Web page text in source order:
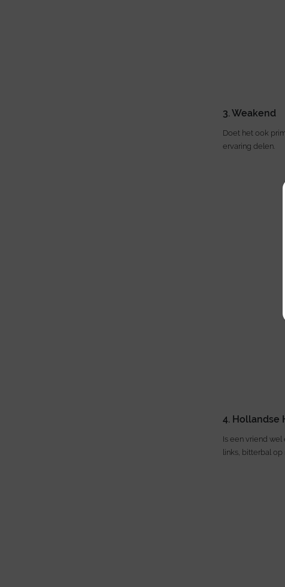
3. Weakend
Doet het ook
ervaring delen.
4. Hollandse
Is een vriend
links, bitterbal